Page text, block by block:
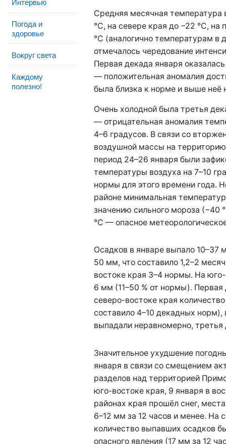
Погода и
здоровье
Вокруг света
Каждому
полезно!
Средняя месячная температура
°С, на севере края до −22 °С,
°С (аналогично температурам в
отмечалось чередование
Первая декада января
— положительная аномалия
была близка к норме и выше неё
Очень холодной была третья
— отрицательная аномалия
4–6 градусов. В связи со
воздушной массы на
период 24–26 января были
температуры воздуха на 7–10
нормы для этого времени года.
районе минимальная
значению сильного мороза (−40
°С — опасное
Осадков в январе выпало 10–37
50 мм, что составило 1,2–2
востоке края 3–4 нормы. На
6 мм (11–50 % от нормы).
северо-востоке края
составило 4–10 декадных норм),
выпадали неравномерно, третья
Значительное ухудшение
января в связи со смещением
разделов над территорией
юго-востоке края, 9 января в
районах края прошёл снег,
6–12 мм за 12 часов и менее. На
количество выпавших осадков
опасного явления (17 мм за 12